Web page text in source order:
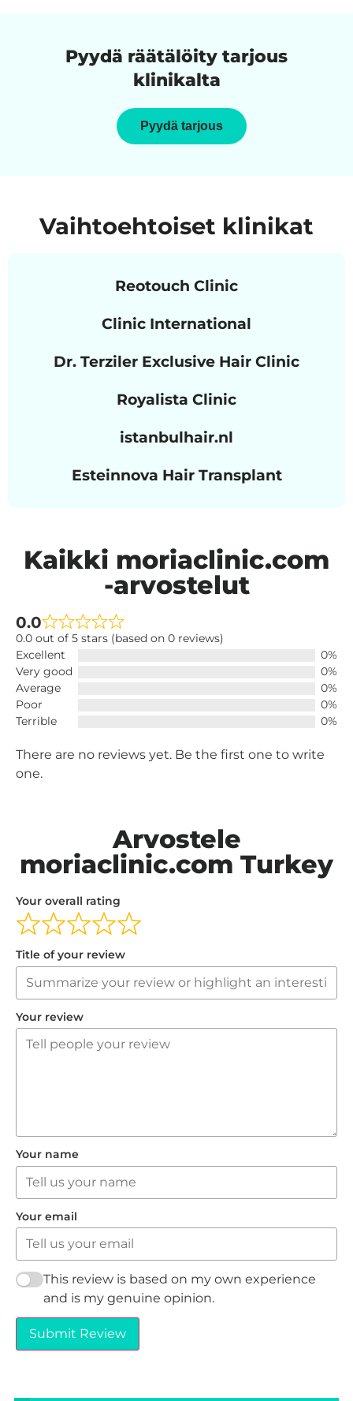
Pyydä räätälöity tarjous
klinikalta
Pyydä tarjous
Vaihtoehtoiset klinikat
Reotouch Clinic
Clinic International
Dr. Terziler Exclusive Hair Clinic
Royalista Clinic
istanbulhair.nl
Esteinnova Hair Transplant
Kaikki moriaclinic.com
-arvostelut
0.0
0.0 out of 5 stars (based on 0 reviews)
Excellent
0%
Very good
0%
Average
0%
Poor
0%
Terrible
0%
There are no reviews yet. Be the first one to write
one.
Arvostele
moriaclinic.com Turkey
Your overall rating
Title of your review
Your review
Your name
Your email
This review is based on my own experience
and is my genuine opinion.
Submit Review